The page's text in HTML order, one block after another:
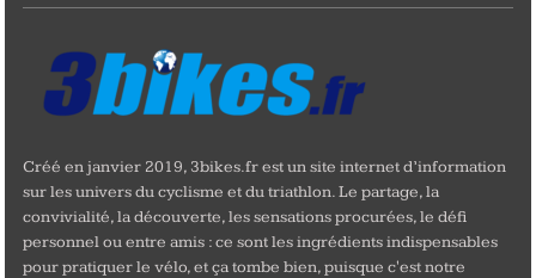
Créé en janvier 2019, 3bikes.fr est un site internet d’information
sur les univers du cyclisme et du triathlon. Le partage, la
convivialité, la découverte, les sensations procurées, le défi
personnel ou entre amis : ce sont les ingrédients indispensables
pour pratiquer le vélo, et ça tombe bien, puisque c'est notre